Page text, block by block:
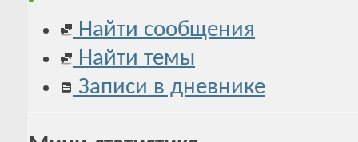
Найти сообщения
Найти темы
Записи в дневнике